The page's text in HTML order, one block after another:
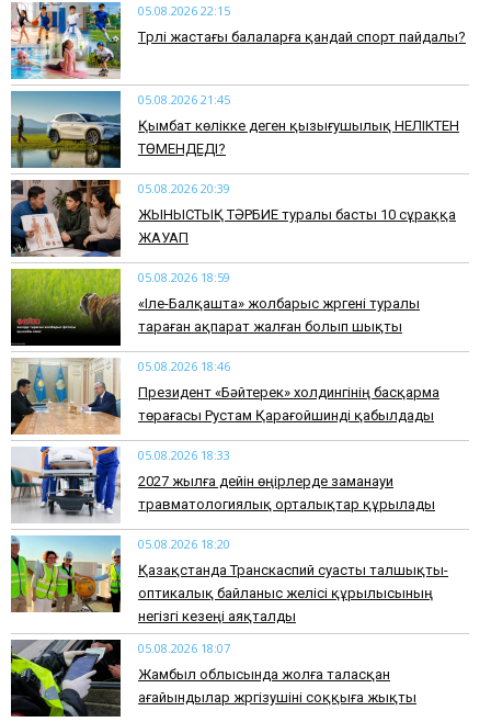
05.08.2026 22:15
​Түрлі жастағы балаларға қандай спорт пайдалы?
05.08.2026 21:45
Қымбат көлікке деген қызығушылық НЕЛІКТЕН
ТӨМЕНДЕДІ?
05.08.2026 20:39
ЖЫНЫСТЫҚ ТӘРБИЕ туралы басты 10 сұраққа
ЖАУАП
05.08.2026 18:59
«Іле-Балқашта» жолбарыс жүргені туралы
тараған ақпарат жалған болып шықты
05.08.2026 18:46
Президент «Бәйтерек» холдингінің басқарма
төрағасы Рустам Қарағойшинді қабылдады
05.08.2026 18:33
2027 жылға дейін өңірлерде заманауи
травматологиялық орталықтар құрылады
05.08.2026 18:20
Қазақстанда Транскаспий суасты талшықты-
оптикалық байланыс желісі құрылысының
негізгі кезеңі аяқталды
05.08.2026 18:07
Жамбыл облысында жолға таласқан
ағайындылар жүргізушіні соққыға жықты